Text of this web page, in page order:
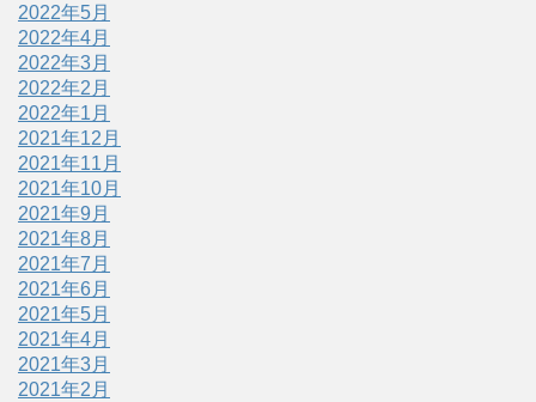
2022年5月
2022年4月
2022年3月
2022年2月
2022年1月
2021年12月
2021年11月
2021年10月
2021年9月
2021年8月
2021年7月
2021年6月
2021年5月
2021年4月
2021年3月
2021年2月